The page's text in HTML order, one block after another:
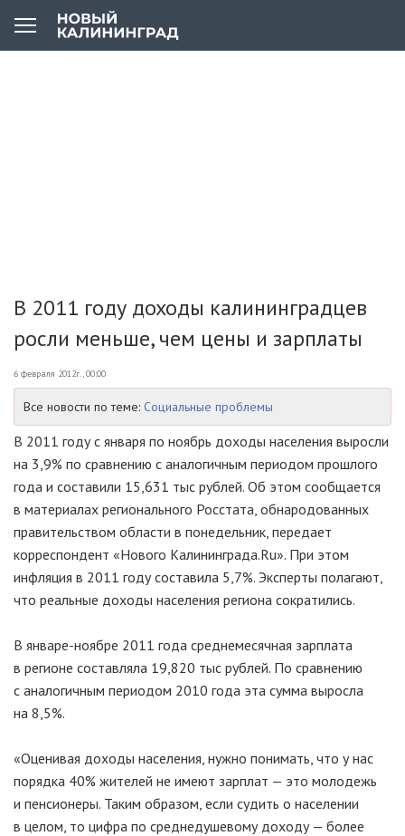
В 2011 году доходы калининградцев
росли меньше, чем цены и зарплаты
6 февраля 2012г., 00:00
Все новости по теме: Социальные проблемы
В 2011 году с января по ноябрь доходы населения выросли
на 3,9% по сравнению с аналогичным периодом прошлого
года и составили 15,631 тыс рублей. Об этом сообщается
в материалах регионального Росстата, обнародованных
правительством области в понедельник, передает
корреспондент «Нового Калининграда.Ru». При этом
инфляция в 2011 году составила 5,7%. Эксперты полагают,
что реальные доходы населения региона сократились.
В январе-ноябре 2011 года среднемесячная зарплата
в регионе составляла 19,820 тыс рублей. По сравнению
с аналогичным периодом 2010 года эта сумма выросла
на 8,5%.
«Оценивая доходы населения, нужно понимать, что у нас
порядка 40% жителей не имеют зарплат — это молодежь
и пенсионеры. Таким образом, если судить о населении
в целом, то цифра по среднедушевому доходу — более